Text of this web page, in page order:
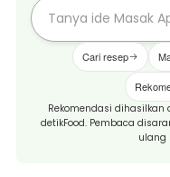
Cari resep
Rekomendasi
detikFood. Pembaca
ulang